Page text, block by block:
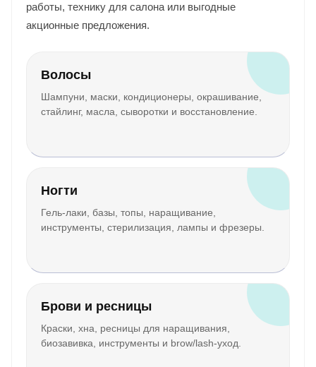
работы, технику для салона или выгодные
акционные предложения.
Волосы
Шампуни, маски, кондиционеры, окрашивание,
стайлинг, масла, сыворотки и восстановление.
Ногти
Гель-лаки, базы, топы, наращивание,
инструменты, стерилизация, лампы и фрезеры.
Брови и ресницы
Краски, хна, ресницы для наращивания,
биозавивка, инструменты и brow/lash-уход.